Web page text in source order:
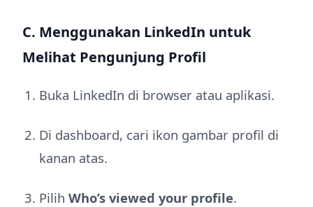
C. Menggunakan LinkedIn untuk
Melihat Pengunjung Profil
Buka LinkedIn di browser atau aplikasi.
Di dashboard, cari ikon gambar profil di
kanan atas.
Pilih Who’s viewed your profile.